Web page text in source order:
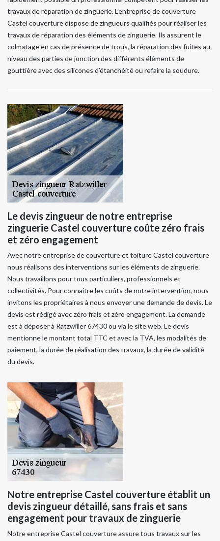
travaux de réparation de zinguerie. L’entreprise de couverture
Castel couverture dispose de zingueurs qualifiés pour réaliser les
travaux de réparation des éléments de zinguerie. Ils assurent le
colmatage en cas de présence de trous, la réparation des fuites au
niveau des parties de jonction des différents éléments de
gouttière avec des silicones d’étanchéité ou refaire la soudure.
Le devis zingueur de notre entreprise
zinguerie Castel couverture coûte zéro frais
et zéro engagement
Avec notre entreprise de couverture et toiture Castel couverture
nous réalisons des interventions sur les éléments de zinguerie.
Nous travaillons pour tous particuliers, professionnels et
collectivités. Pour connaitre les coûts de notre intervention, nous
invitons les propriétaires à nous envoyer une demande de devis. Le
devis est rédigé avec zéro frais et zéro engagement. La demande
est à déposer à Ratzwiller 67430 ou via le site web. Le devis
mentionne le montant total TTC et avec la TVA, les modalités de
paiement, la durée de réalisation des travaux, la durée de validité
du devis.
Notre entreprise Castel couverture établit un
devis zingueur détaillé, sans frais et sans
engagement pour travaux de zinguerie
Notre entreprise Castel couverture assure tous travaux sur les